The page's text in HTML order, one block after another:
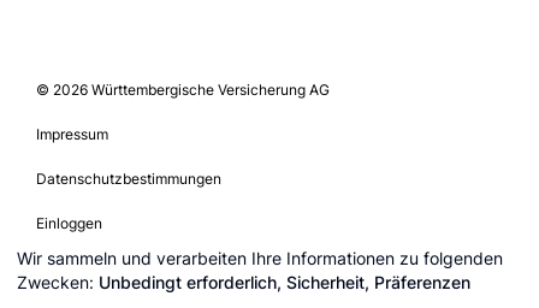
© 2026 Württembergische Versicherung AG
Impressum
Datenschutzbestimmungen
Einloggen
Cookie-Einstellungen bearbeiten
Wir sammeln und verarbeiten Ihre Informationen zu folgenden
Zwecken: Unbedingt erforderlich, Sicherheit, Präferenzen